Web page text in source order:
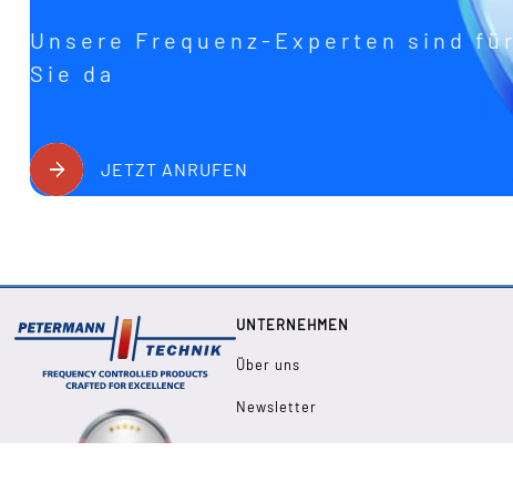
Unsere Frequenz-Experten sind für
Sie da
JETZT ANRUFEN
UNTERNEHMEN
Über uns
Newsletter